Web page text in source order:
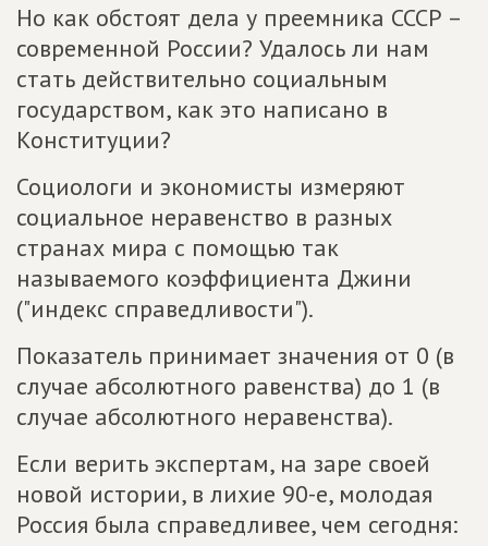
Но как обстоят дела у преемника СССР –
современной России? Удалось ли нам
стать действительно социальным
государством, как это написано в
Конституции?
Социологи и экономисты измеряют
социальное неравенство в разных
странах мира с помощью так
называемого коэффициента Джини
("индекс справедливости").
Показатель принимает значения от 0 (в
случае абсолютного равенства) до 1 (в
случае абсолютного неравенства).
Если верить экспертам, на заре своей
новой истории, в лихие 90-е, молодая
Россия была справедливее, чем сегодня: